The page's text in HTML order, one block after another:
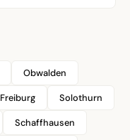
Obwalden
Freiburg Solothurn
Schaffhausen